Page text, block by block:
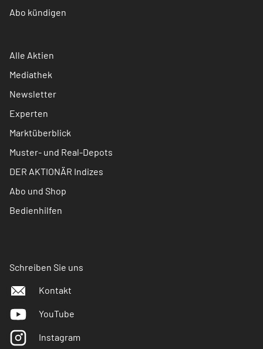
Abo kündigen
Alle Aktien
Mediathek
Newsletter
Experten
Marktüberblick
Muster- und Real-Depots
DER AKTIONÄR Indizes
Abo und Shop
Bedienhilfen
Schreiben Sie uns
Kontakt
YouTube
Instagram